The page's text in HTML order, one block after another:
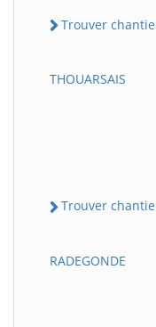
Trouver
THOUARSAIS
Trouver
RADEGONDE